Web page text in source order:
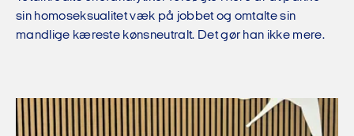
sin homoseksualitet væk på jobbet og omtalte sin
mandlige kæreste kønsneutralt. Det gør han ikke mere.